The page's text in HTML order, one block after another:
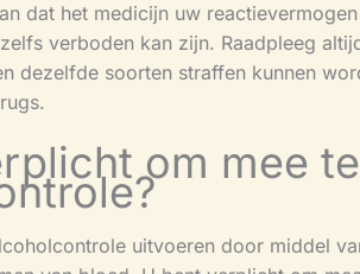
dat het medicijn uw
verboden kan zijn. Raadpleeg
dezelfde soorten straffen kunnen
om mee
uitvoeren door middel